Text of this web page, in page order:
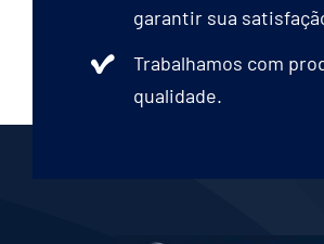
garantir sua
Trabalhamos com
qualidade.